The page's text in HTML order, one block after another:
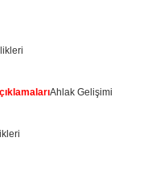
Ahlak Gelişimi